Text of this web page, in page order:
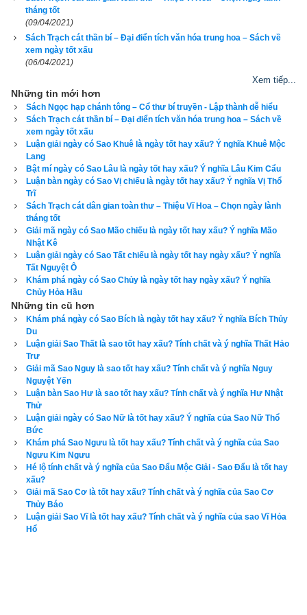
- Cô nhật tuần phong tránh làm nhà cưới vợ
- ngày cô thần quả tú
- Xem ngày kết hôn: đương niên hành khiển, xem năm tìm
tháng (nguyệt kiến)
- Phương hướng tốt từng năm: vận niên 12 tháng
- Tam tai hạn kỳ đạo trạch phu thê, cách cúng thần tam tai đại
hạn, phép cúng lễ
- Thái tuế nhập trạch đại sát niên hung
tháng tốt
(09/04/2021)
Sách Trạch cát thần bí – Đại điển tích văn hóa trung hoa – Sách về
xem ngày tốt xấu
(06/04/2021)
Xem tiếp...
Những tin mới hơn
Sách Ngọc hạp chánh tông – Cổ thư bí truyền - Lập thành dễ hiểu
Sách Trạch cát thần bí – Đại điển tích văn hóa trung hoa – Sách về
xem ngày tốt xấu
Luận giải ngày có Sao Khuê là ngày tốt hay xấu? Ý nghĩa Khuê Mộc
Lang
Bật mí ngày có Sao Lâu là ngày tốt hay xấu? Ý nghĩa Lâu Kim Cẩu
Luận bàn ngày có Sao Vị chiếu là ngày tốt hay xấu? Ý nghĩa Vị Thổ
Trĩ
Sách Trạch cát dân gian toàn thư – Thiệu Vĩ Hoa – Chọn ngày lành
tháng tốt
Giải mã ngày có Sao Mão chiếu là ngày tốt hay xấu? Ý nghĩa Mão
Nhật Kê
Luận giải ngày có Sao Tất chiếu là ngày tốt hay ngày xấu? Ý nghĩa
Tất Nguyệt Ô
Khám phá ngày có Sao Chủy là ngày tốt hay ngày xấu? Ý nghĩa
Chủy Hỏa Hầu
Những tin cũ hơn
Khám phá ngày có Sao Bích là ngày tốt hay xấu? Ý nghĩa Bích Thủy
Du
Luận giải Sao Thất là sao tốt hay xấu? Tính chất và ý nghĩa Thất Hảo
Trư
Giải mã Sao Nguy là sao tốt hay xấu? Tính chất và ý nghĩa Nguy
Nguyệt Yến
Luận bàn Sao Hư là sao tốt hay xấu? Tính chất và ý nghĩa Hư Nhật
Thử
Luận giải ngày có Sao Nữ là tốt hay xấu? Ý nghĩa của Sao Nữ Thổ
Bức
Khám phá Sao Ngưu là tốt hay xấu? Tính chất và ý nghĩa của Sao
Ngưu Kim Ngưu
Hé lộ tính chất và ý nghĩa của Sao Đẩu Mộc Giải - Sao Đẩu là tốt hay
xấu?
Giải mã Sao Cơ là tốt hay xấu? Tính chất và ý nghĩa của Sao Cơ
Thủy Báo
Luận giải Sao Vĩ là tốt hay xấu? Tính chất và ý nghĩa của sao Vĩ Hỏa
Hổ